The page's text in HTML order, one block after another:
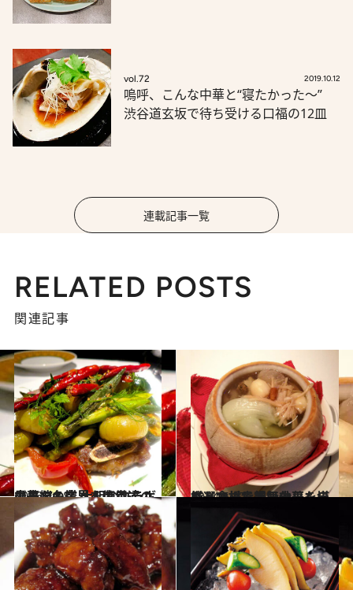
vol.72 2019.10.12
嗚呼、こんな中華と“寝たかった～”
渋谷道玄坂で待ち受ける口福の12皿
連載記事一覧
RELATED POSTS
関連記事
2016.7.18
最先端の業界人御用達の中華の名店 大胆なコラボでまたも業界を席巻す！
グルメ 2014.6.27
厳選食材で美肌効果もテキメン！ 高級中華を堪能して楊貴妃気分
グルメ